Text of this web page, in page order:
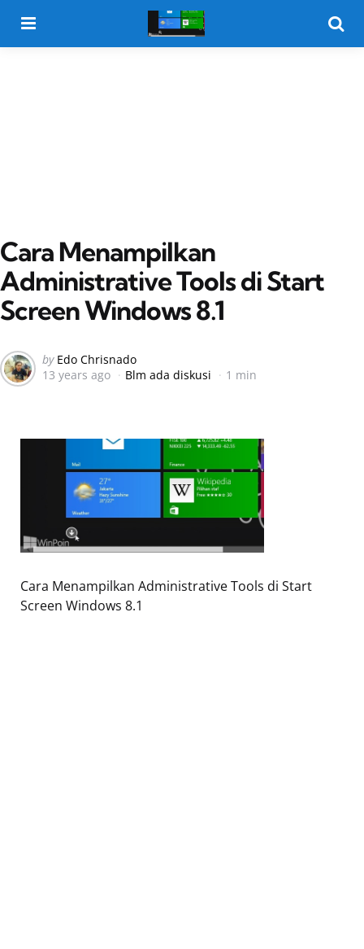
Cara Menampilkan
Administrative Tools di Start
Screen Windows 8.1
Posted
by
by Edo Chrisnado
13 years ago
Blm ada diskusi 1 min
Cara Menampilkan Administrative Tools di Start
Screen Windows 8.1